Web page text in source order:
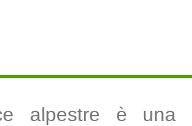
alpestre è una